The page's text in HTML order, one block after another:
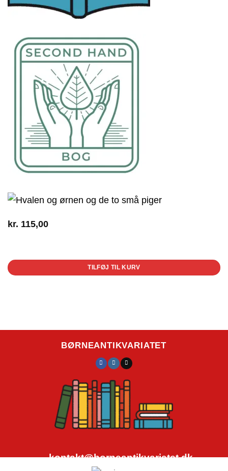
kr. 115,00
TILFØJ TIL KURV
BØRNEANTIKVARIATET
kontakt@borneantikvariatet.dk